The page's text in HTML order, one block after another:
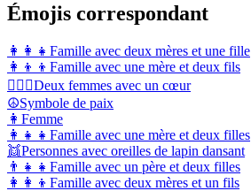
Émojis correspondant
👩‍👩‍👧 Famille avec deux mères et une fille
👩‍👦‍👦 Famille avec une mère et deux fils
👩‍❤️‍👩Deux femmes avec un cœur
☮️Symbole de paix
👩 Femme
👩‍👧‍👧 Famille avec une mère et deux filles
👯Personnes avec oreilles de lapin dansant
👨‍👧‍👧 Famille avec un père et deux filles
👩‍👩‍👦 Famille avec deux mères et un fils